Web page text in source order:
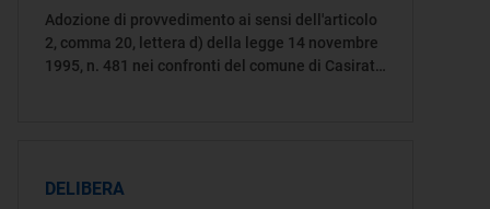
Adozione di provvedimento ai sensi dell'articolo
2, comma 20, lettera d) della legge 14 novembre
1995, n. 481 nei confronti del comune di Casirate
DELIBERA